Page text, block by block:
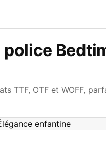
TTF, OTF et WOFF,